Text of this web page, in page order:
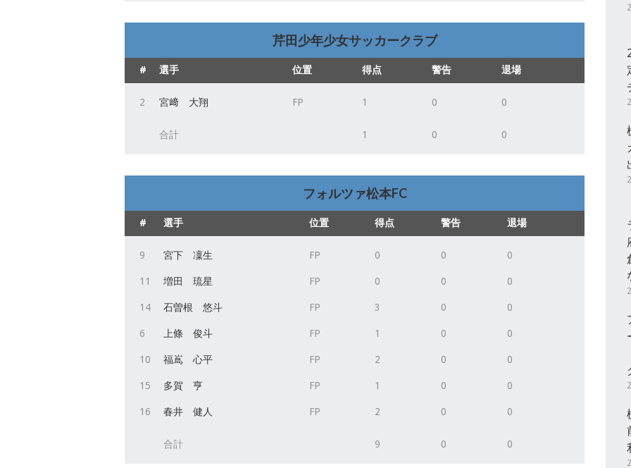
芹田少年少女サッカークラブ
# 選手 位置 得点 警告 退場
2 宮﨑 大翔 FP 1 0 0
合計 1 0 0
フォルツァ松本FC
# 選手 位置 得点 警告 退場
9 宮下 凜生 FP 0 0 0
11 増田 琉星 FP 0 0 0
14 石曽根 悠斗 FP 3 0 0
6 上條 俊斗 FP 1 0 0
10 福嶌 心平 FP 2 0 0
15 多賀 亨 FP 1 0 0
16 春井 健人 FP 2 0 0
合計 9 0 0